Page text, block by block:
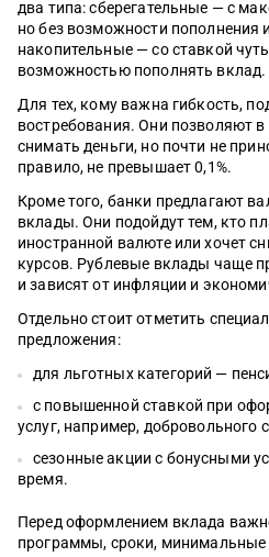
два типа: сберегательные — с
но без возможности пополнения
накопительные — со ставкой
возможностью пополнять вклад.
Для тех, кому важна гибкость,
востребования. Они позволяют
снимать деньги, но почти не
правило, не превышает 0,1%.
Кроме того, банки предлагают
вклады. Они подойдут тем, кто
иностранной валюте или хочет
курсов. Рублевые вклады чаще
и зависят от инфляции и
Отдельно стоит отметить
предложения:
для льготных категорий —
с повышенной ставкой при
услуг, например, добровольного
сезонные акции с бонусными
время.
Перед оформлением вклада
программы, сроки,